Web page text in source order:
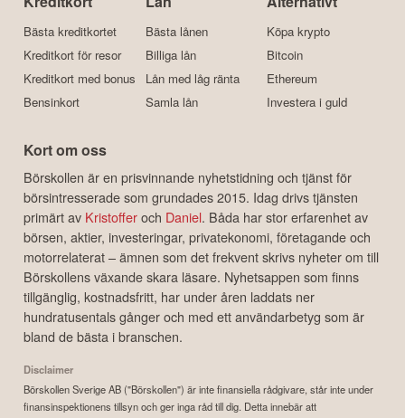
Bästa kreditkortet
Kreditkort för resor
Kreditkort med bonus
Bensinkort
Bästa lånen
Billiga lån
Lån med låg ränta
Samla lån
Köpa krypto
Bitcoin
Ethereum
Investera i guld
Kort om oss
Börskollen är en prisvinnande nyhetstidning och tjänst för
börsintresserade som grundades 2015. Idag drivs tjänsten
primärt av Kristofferoch Daniel. Båda har stor erfarenhet av
börsen, aktier, investeringar, privatekonomi, företagande och
motorrelaterat – ämnen som det frekvent skrivs nyheter om till
Börskollens växande skara läsare. Nyhetsappen som finns
tillgänglig, kostnadsfritt, har under åren laddats ner
hundratusentals gånger och med ett användarbetyg som är
bland de bästa i branschen.
Disclaimer
Börskollen Sverige AB ("Börskollen") är inte finansiella rådgivare, står inte under
finansinspektionens tillsyn och ger inga råd till dig. Detta innebär att